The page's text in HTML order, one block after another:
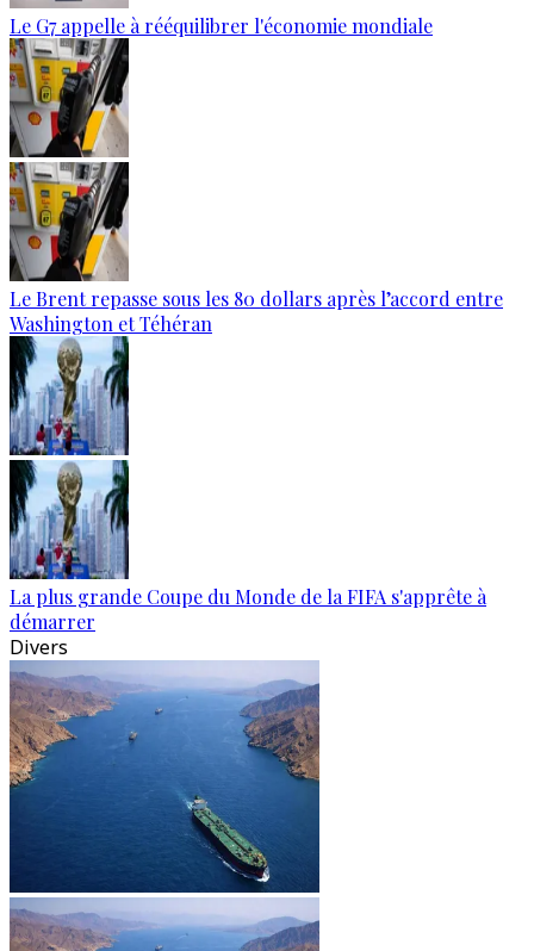
Le G7 appelle à rééquilibrer l'économie mondiale
Le Brent repasse sous les 80 dollars après l’accord entre
Washington et Téhéran
La plus grande Coupe du Monde de la FIFA s'apprête à
démarrer
Divers